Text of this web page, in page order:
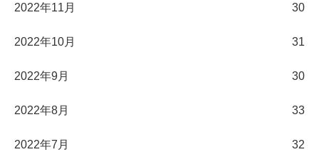
2022年11月 30
2022年10月 31
2022年9月 30
2022年8月 33
2022年7月 32